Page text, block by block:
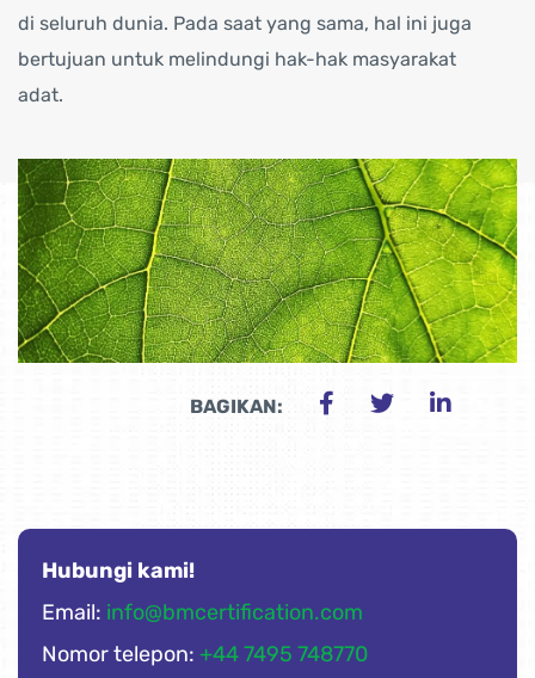
di seluruh dunia. Pada saat yang sama, hal ini juga
bertujuan untuk melindungi hak-hak masyarakat
adat.
BAGIKAN:
Hubungi kami!
Email: info@bmcertification.com
Nomor telepon: +44 7495 748770